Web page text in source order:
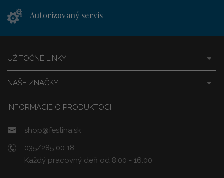
Autorizovaný servis
INFORMÁCIE O PRODUKTOCH
shop@festina.sk
035/285 00 18
Každý pracovný deň od 8:00 - 16:00
NAŠE ZNAČKY
UŽITOČNÉ LINKY